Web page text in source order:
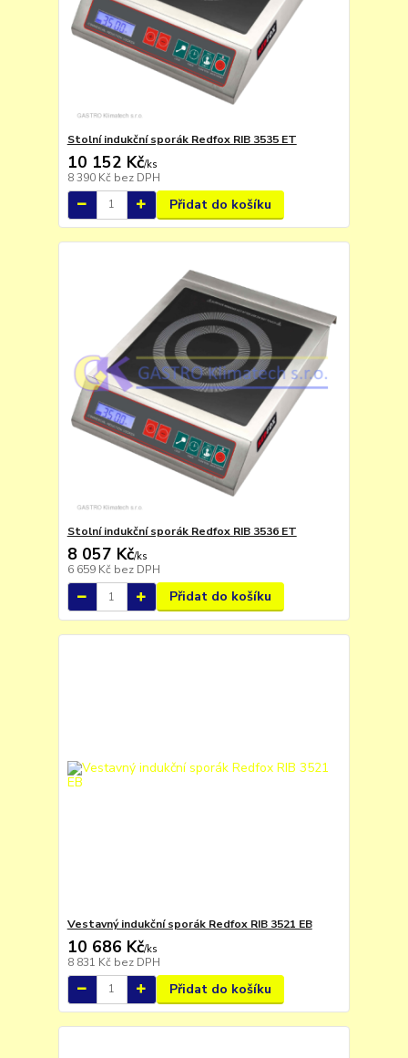
Stolní indukční sporák Redfox RIB 3535 ET
10 152 Kč/ks
8 390 Kč bez DPH
Přidat do košíku
Stolní indukční sporák Redfox RIB 3536 ET
8 057 Kč/ks
6 659 Kč bez DPH
Přidat do košíku
Vestavný indukční sporák Redfox RIB 3521 EB
10 686 Kč/ks
8 831 Kč bez DPH
Přidat do košíku